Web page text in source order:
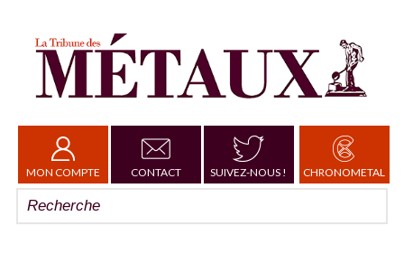
MON COMPTE CONTACT SUIVEZ-NOUS ! CHRONOMETAL